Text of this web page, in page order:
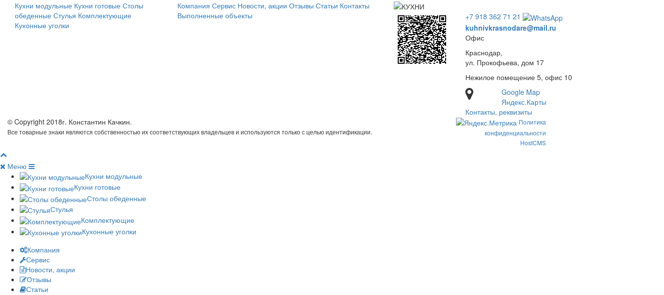
Кухни модульные Кухни готовые Столы
обеденные Стулья Комплектующие
Кухонные уголки
Компания Сервис Новости, акции Отзывы Статьи Контакты
Выполненные объекты
+7 918 362 71 21
kuhnivkrasnodare@mail.ru
Офис
Краснодар,
ул. Прокофьева, дом 17
Нежилое помещение 5, офис 10
Google Map
Яндекс.Карты
Контакты, реквизиты
© Copyright 2018г. Константин Качкин.
Все товарные знаки являются собственностью их соответствующих владельцев и используются только с целью идентификации.
Политика
конфиденциальности
HostCMS
Меню
Кухни модульные
Кухни готовые
Столы обеденные
Стулья
Комплектующие
Кухонные уголки
Компания
Сервис
Новости, акции
Отзывы
Статьи